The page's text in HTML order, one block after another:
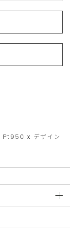
Pt950 x デザイン